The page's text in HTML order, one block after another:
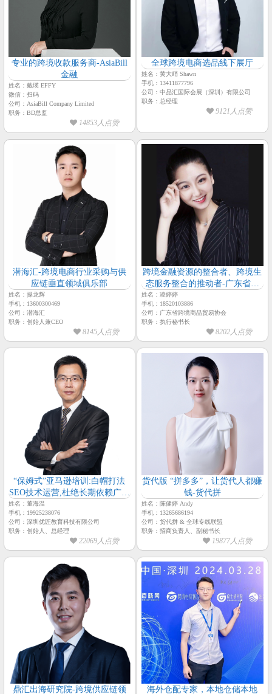
专业的跨境收款服务商-AsiaBill
金融
姓名：戴瑛 EFFY
微信：扫码
公司：AsiaBill Company Limited
职务：BD总监
14853人点赞
全球跨境电商选品线下展厅
姓名：黄大峭 Shawn
手机：13411877796
公司：中品汇国际会展（深圳）有限公司
职务：总经理
9121人点赞
潜海汇-跨境电商行业采购与供
应链垂直领域俱乐部
姓名：操龙辉
手机：13600300469
公司：潜海汇
职务：创始人兼CEO
8145人点赞
跨境金融资源的整合者、跨境生
态服务整合的推动者-广东省跨
境商品贸易协会
姓名：凌婷婷
手机：18520103886
公司：广东省跨境商品贸易协会
职务：执行秘书长
8202人点赞
“保姆式”亚马逊培训:白帽打法
SEO技术运营,杜绝长期依赖广告
投放,董海温老师亲自授课-【优
匠教育-总经理-董海温】
姓名：董海温
手机：19925238076
公司：深圳优匠教育科技有限公司
职务：创始人、总经理
22069人点赞
货代版 “拼多多”，让货代人都赚
钱-货代拼
姓名：陈健婷 Andy
手机：13265686194
公司：货代拼 & 全球专线联盟
职务：招商负责人、副秘书长
19877人点赞
鼎汇出海研究院-跨境供应链领 海外仓配专家，本地仓储本地